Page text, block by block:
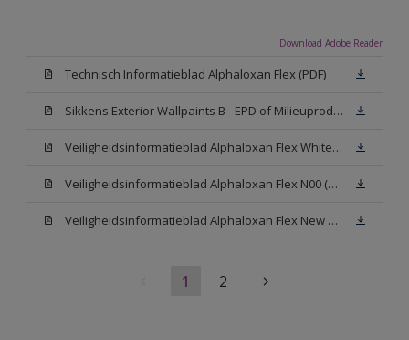
Download Adobe Reader
Technisch Informatieblad Alphaloxan Flex (PDF)
Sikkens Exterior Wallpaints B - EPD of Milieuproductverklaring
Veiligheidsinformatieblad Alphaloxan Flex White W05 (MSDS)
Veiligheidsinformatieblad Alphaloxan Flex N00 (MSDS)
Veiligheidsinformatieblad Alphaloxan Flex New N00 (MSDS)
1 2